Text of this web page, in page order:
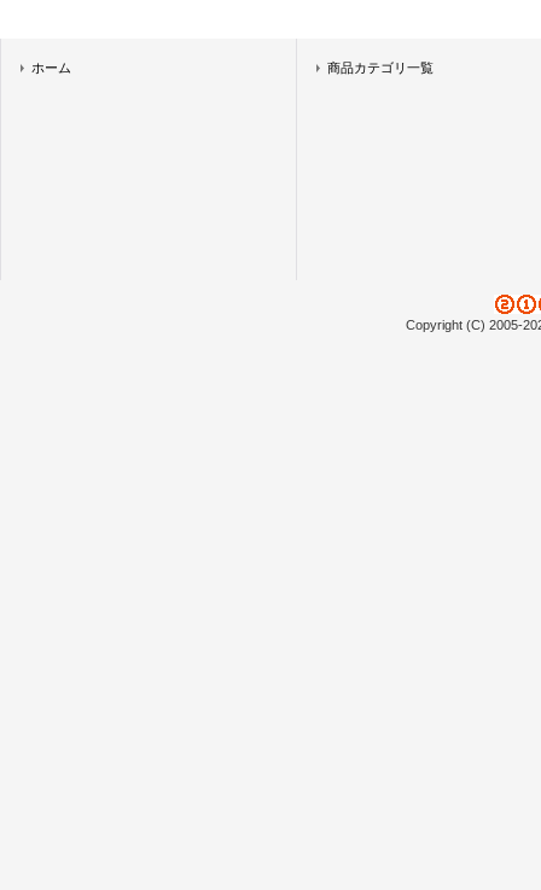
ホーム 商品カテゴリ一覧
Copyright (C) 2005-